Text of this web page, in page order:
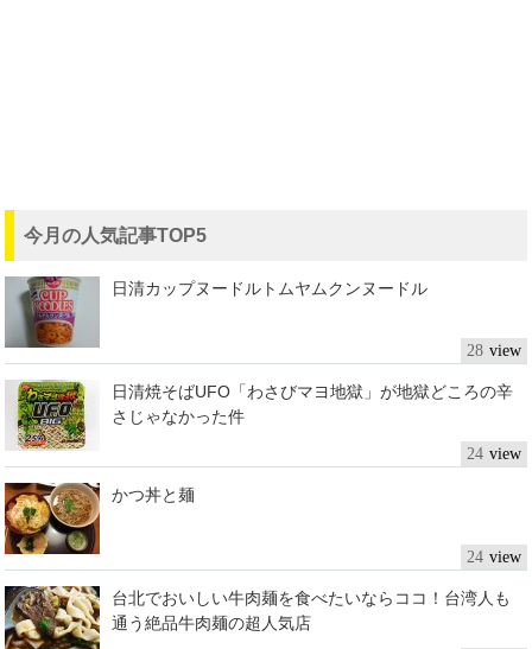
今月の人気記事TOP5
日清カップヌードルトムヤムクンヌードル
28
日清焼そばUFO「わさびマヨ地獄」が地獄どころの辛
さじゃなかった件
24
かつ丼と麺
24
台北でおいしい牛肉麺を食べたいならココ！台湾人も
通う絶品牛肉麺の超人気店